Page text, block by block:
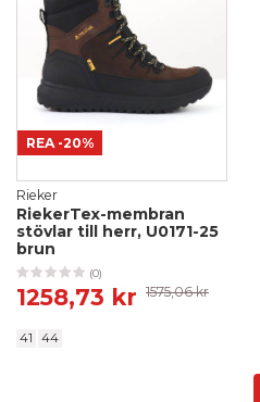
REA -20%
Rieker
RiekerTex-membran
stövlar till herr, U0171-25
brun
(0)
1258,73 kr 1575,06 kr
41 44